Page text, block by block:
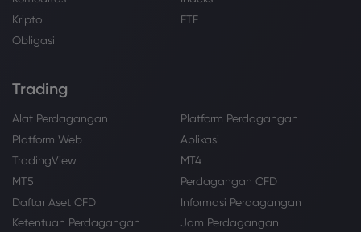
Kripto
ETF
Obligasi
Trading
Alat Perdagangan
Platform Perdagangan
Platform Web
Aplikasi
TradingView
MT4
MT5
Perdagangan CFD
Daftar Aset CFD
Informasi Perdagangan
Ketentuan Perdagangan
Jam Perdagangan